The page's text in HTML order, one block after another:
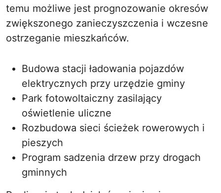
temu możliwe jest prognozowanie okresów
zwiększonego zanieczyszczenia i wczesne
ostrzeganie mieszkańców.
Budowa stacji ładowania pojazdów
elektrycznych przy urzędzie gminy
Park fotowoltaiczny zasilający
oświetlenie uliczne
Rozbudowa sieci ścieżek rowerowych i
pieszych
Program sadzenia drzew przy drogach
gminnych